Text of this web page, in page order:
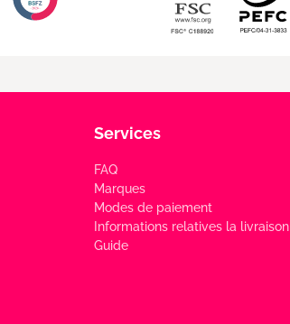
Services
FAQ
Marques
Modes de paiement
Informations relatives la livraison
Guide